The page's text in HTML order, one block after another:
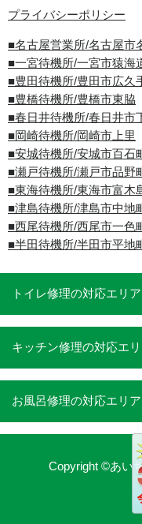
プライバシーポリシー
■名古屋営業所/名古屋市
■一宮待機所/一宮市猿海
■豊田待機所/豊田市広久
■豊橋待機所/豊橋市東脇
■春日井待機所/春日井市
■岡崎待機所/岡崎市上里
■安城待機所/安城市百石
■瀬戸待機所/瀬戸市品野
■東海待機所/東海市富木
■津島待機所/津島市中地
■西尾待機所/西尾市一色
■半田待機所/半田市平地
トイレ修理の対応エリア
キッチン修理の対応エ
お風呂修理の対応エリア
Copyright ©あい